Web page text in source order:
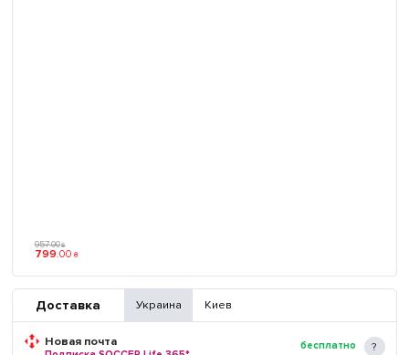
957.00 ₴
799.00 ₴
Доставка Украина Киев
Новая почта бесплатно